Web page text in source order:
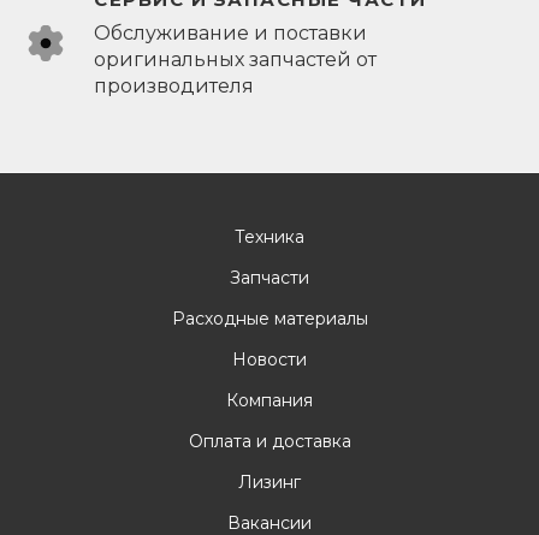
Обслуживание и поставки
оригинальных запчастей от
производителя
Техника
Запчасти
Расходные материалы
Новости
Компания
Оплата и доставка
Лизинг
Вакансии